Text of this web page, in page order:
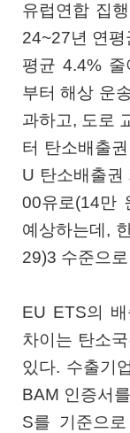
유럽연합 집
24~27년 연
평균 4.4% 줄
부터 해상 운
과하고, 도로
터 탄소배출
U 탄소배출권
00유로(14만
예상하는데,
29)3 수준으
EU ETS의
차이는 탄소
있다. 수출기
BAM 인증서
S를 기준으